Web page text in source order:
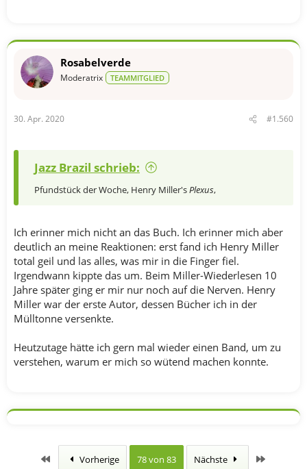
Rosabelverde
Moderatrix TEAMMITGLIED
30. Apr. 2020 #1.560
Jazz Brazil schrieb:
Pfundstück der Woche, Henry Miller'sPlexus,
Ich erinner mich nicht an das Buch. Ich erinner mich aber
deutlich an meine Reaktionen: erst fand ich Henry Miller
total geil und las alles, was mir in die Finger fiel.
Irgendwann kippte das um. Beim Miller-Wiederlesen 10
Jahre später ging er mir nur noch auf die Nerven. Henry
Miller war der erste Autor, dessen Bücher ich in der
Mülltonne versenkte.
Heutzutage hätte ich gern mal wieder einen Band, um zu
verstehen, warum er mich so wütend machen konnte.
Erste Vorherige 78 von 83 Nächste